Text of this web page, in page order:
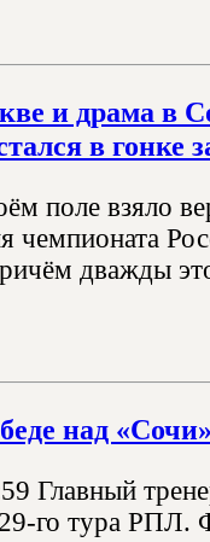
и драма в
в гонке
поле взяло
чемпионата
дважды
над
Главный
го тура РПЛ.